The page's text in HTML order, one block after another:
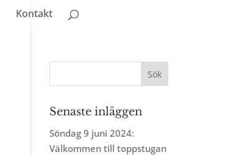
Kontakt
Senaste inläggen
Söndag 9 juni 2024:
Välkommen till toppstugan